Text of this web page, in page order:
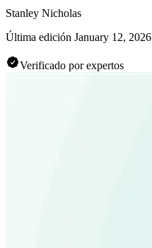
Stanley Nicholas
Última edición January 12, 2026
Verificado por expertos